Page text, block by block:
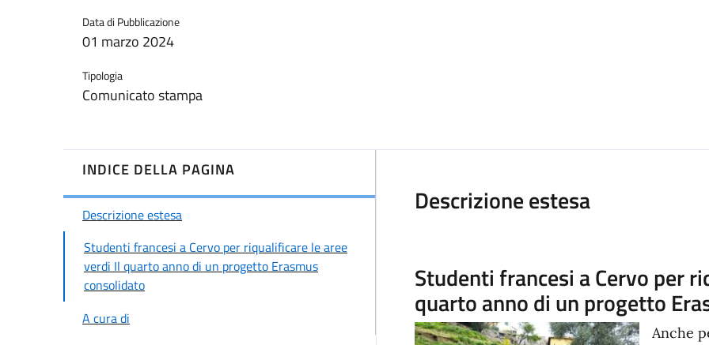
Data di Pubblicazione
01 marzo 2024
Tipologia
Comunicato stampa
INDICE DELLA PAGINA
Descrizione estesa
Studenti francesi a Cervo per riqualificare le aree
verdi Il quarto anno di un progetto Erasmus
consolidato
A cura di
Descrizione estesa
Studenti francesi a Cervo per
quarto anno di un progetto
Anche